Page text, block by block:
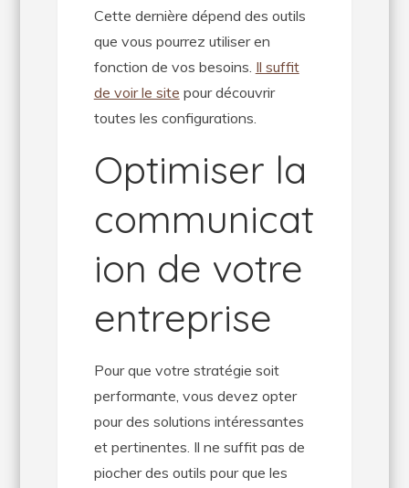
Cette dernière dépend des outils
que vous pourrez utiliser en
fonction de vos besoins. Il suffit
de voir le site pour découvrir
toutes les configurations.
Optimiser la
communicat
ion de votre
entreprise
Pour que votre stratégie soit
performante, vous devez opter
pour des solutions intéressantes
et pertinentes. Il ne suffit pas de
piocher des outils pour que les